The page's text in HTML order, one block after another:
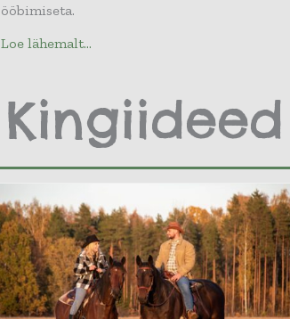
ööbimiseta.
Loe lähemalt...
Kingiideed